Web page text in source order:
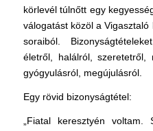
körlevél túlnőtt egy
válogatást közöl a
soraiból.
életről, halálról, szeretetről,
gyógyulásról, megújulásról.
Egy rövid bizonyságtétel:
„Fiatal keresztyén